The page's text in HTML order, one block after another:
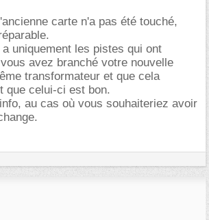
carte n'a pas été touché,
uniquement les pistes qui ont
avez branché votre nouvelle
transformateur et que cela
que celui-ci est bon.
au cas où vous souhaiteriez avoir